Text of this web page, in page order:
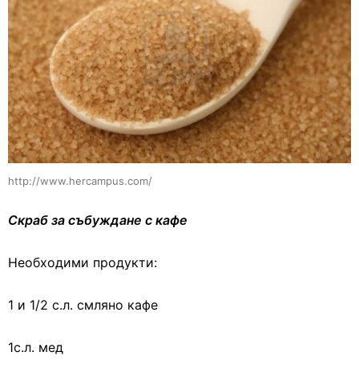
http://www.hercampus.com/
Скраб за събуждане с кафе
Необходими продукти:
1 и 1/2 с.л. смляно кафе
1с.л. мед